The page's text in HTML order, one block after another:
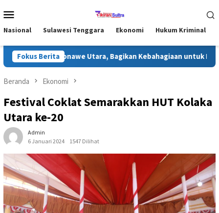
ke
Mobile
Nasional Sulawesi Tenggara Ekonomi Hukum Kriminal
Fokus Berita
di Konawe Utara, Bagikan Kebahagiaan untuk
Beranda Ekonomi
Festival Coklat Semarakkan HUT Kolaka
Utara ke-20
Admin
6 Januari 2024
1547 Dilihat